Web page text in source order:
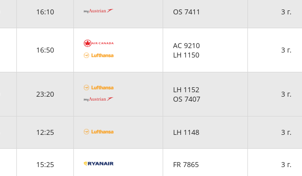
16:10 OS 7411 3 г.
16:50
AC 9210
LH 1150
3 г.
23:20
LH 1152
OS 7407
3 г.
12:25 LH 1148 3 г.
15:25 FR 7865 3 г.